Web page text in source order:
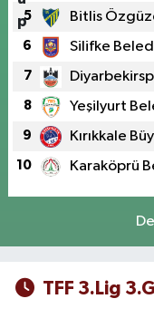
5 Bitlis
6 Silifke
7
8 Yeşilyurt
9 Kırıkkale
10 Karaköprü
TFF 3.Lig